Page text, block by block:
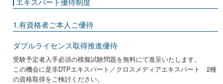
1.有資格者ご本人ご優待
ダブルライセンス取得推進優待
受験予定者入手必須の模擬試験問題を無料にて進呈いたします。
この機会に是非DTPエキスパート／クロスメディアエキスパート 2種
の資格取得をご検討ください。